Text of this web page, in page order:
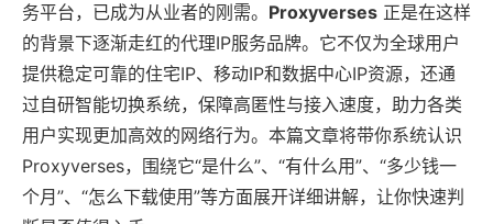
务平台，已成为从业者的刚需。 Proxyverses 正是在这样
的背景下逐渐走红的代理IP服务品牌。它不仅为全球用户
提供稳定可靠的住宅IP、移动IP和数据中心IP资源，还通
过自研智能切换系统，保障高匿性与接入速度，助力各类
用户实现更加高效的网络行为。本篇文章将带你系统认识
Proxyverses，围绕它“是什么”、“有什么用”、“多少钱一
个月”、“怎么下载使用”等方面展开详细讲解，让你快速判